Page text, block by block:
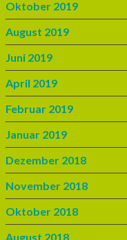
Oktober 2019
August 2019
Juni 2019
April 2019
Februar 2019
Januar 2019
Dezember 2018
November 2018
Oktober 2018
August 2018